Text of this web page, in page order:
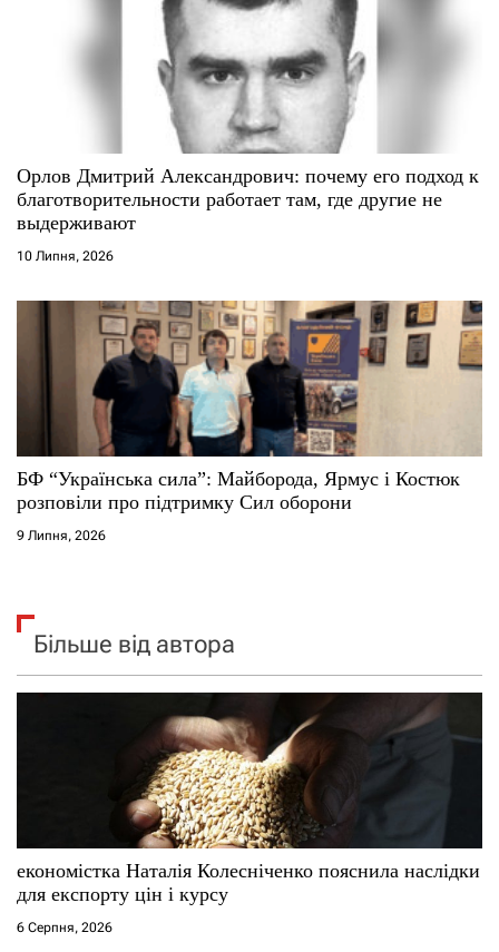
Орлов Дмитрий Александрович: почему его подход к
благотворительности работает там, где другие не
выдерживают
10 Липня, 2026
БФ “Українська сила”: Майборода, Ярмус і Костюк
розповіли про підтримку Сил оборони
9 Липня, 2026
Більше від автора
економістка Наталія Колесніченко пояснила наслідки
для експорту цін і курсу
6 Серпня, 2026